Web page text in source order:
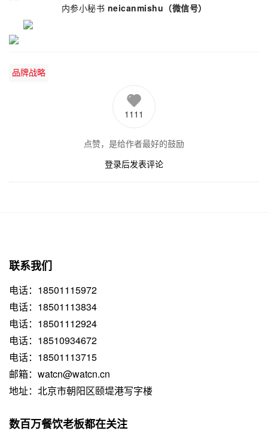
内参小秘书 neicanmishu （微信号）
品牌战略
1111
点赞，是给作者最好的鼓励
登录后发表评论
联系我们
电话：18501115972
电话：18501113834
电话：18501112924
电话：18510934672
电话：18501113715
邮箱：watcn@watcn.cn
地址：北京市朝阳区颐堤港写字楼
数百万餐饮老板都在关注